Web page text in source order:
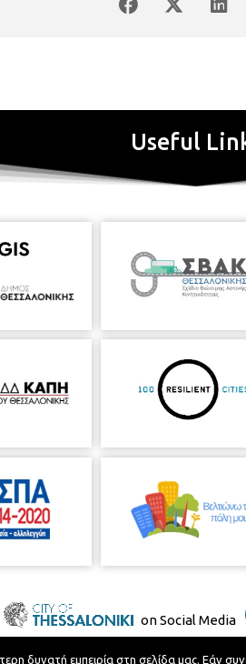
Useful
on Social Media
δυνατή εμπειρία στη σελίδα μας. Εάν